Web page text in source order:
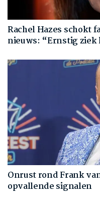
Rachel Hazes schokt
nieuws: “Ernstig ziek
Onrust rond Frank
opvallende signalen